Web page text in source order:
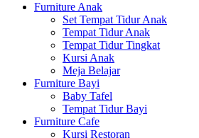
Furniture Anak
Set Tempat Tidur Anak
Tempat Tidur Anak
Tempat Tidur Tingkat
Kursi Anak
Meja Belajar
Furniture Bayi
Baby Tafel
Tempat Tidur Bayi
Furniture Cafe
Kursi Restoran